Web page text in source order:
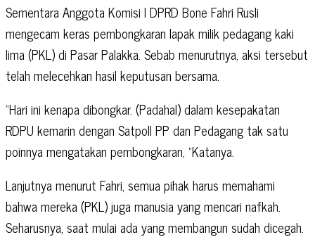
Sementara Anggota Komisi I DPRD Bone Fahri Rusli
mengecam keras pembongkaran lapak milik pedagang kaki
lima (PKL) di Pasar Palakka. Sebab menurutnya, aksi tersebut
telah melecehkan hasil keputusan bersama.
“Hari ini kenapa dibongkar. (Padahal) dalam kesepakatan
RDPU kemarin dengan Satpoll PP dan Pedagang tak satu
poinnya mengatakan pembongkaran, “Katanya.
Lanjutnya menurut Fahri, semua pihak harus memahami
bahwa mereka (PKL) juga manusia yang mencari nafkah.
Seharusnya, saat mulai ada yang membangun sudah dicegah.